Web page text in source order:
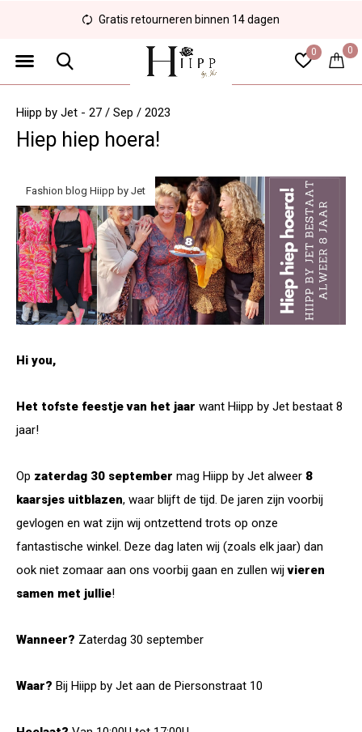
0 0
Gratis retourneren binnen 14 dagen
Hiipp by Jet - 27 / Sep / 2023
Hiep hiep hoera!
Fashion blog Hiipp by Jet
Hi you,
Het tofste feestje van het jaar want Hiipp by Jet bestaat 8
jaar!
Op zaterdag 30 september mag Hiipp by Jet alweer 8
kaarsjes uitblazen, waar blijft de tijd. De jaren zijn voorbij
gevlogen en wat zijn wij ontzettend trots op onze
fantastische winkel. Deze dag laten wij (zoals elk jaar) dan
ook niet zomaar aan ons voorbij gaan en zullen wijvieren
samen met jullie!
Wanneer? Zaterdag 30 september
Waar? Bij Hiipp by Jet aan de Piersonstraat 10